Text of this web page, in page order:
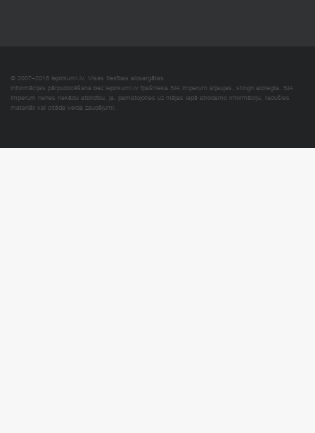
© 2007–2018 Iepirkumi.lv. Visas tiesības aizsargātas.
Informācijas pārpublicēšana bez iepirkumi.lv īpašnieka SIA Imperum atļaujas, stingri aizliegta. SIA
Imperum nenes nekādu atbildību, ja, pamatojoties uz mājas lapā atrodamo informāciju, radušies
materiāli vai citāda veida zaudējumi.